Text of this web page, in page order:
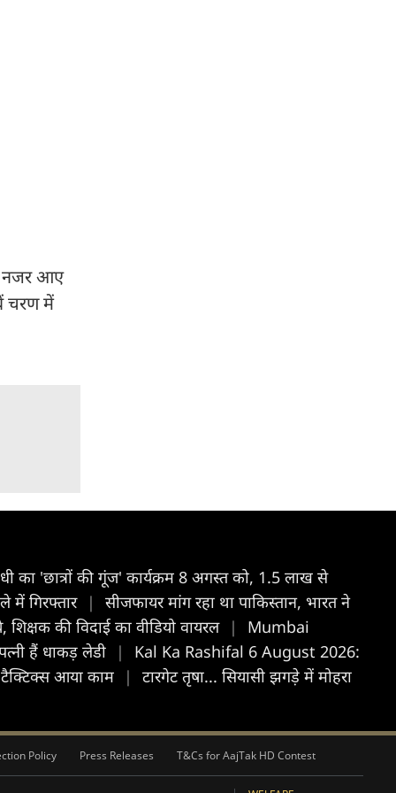
नजर आए
चरण में
का 'छात्रों की गूंज' कार्यक्रम 8 अगस्त को, 1.5 लाख से
में गिरफ्तार |
सीजफायर मांग रहा था पाकिस्तान, भारत ने
की विदाई का वीडियो वायरल |
Mumbai
हैं धाकड़ लेडी |
Kal Ka Rashifal 6 August 2026:
आया काम |
टारगेट तृषा... सियासी झगड़े में मोहरा
Policy Press Releases T&Cs for AajTak HD Contest